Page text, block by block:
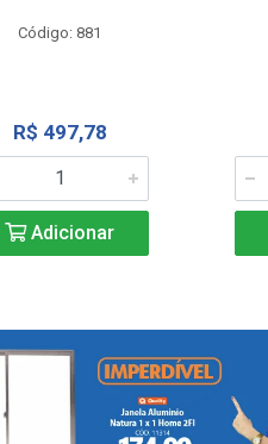
Código: 881
R$ 497,78
Adicionar